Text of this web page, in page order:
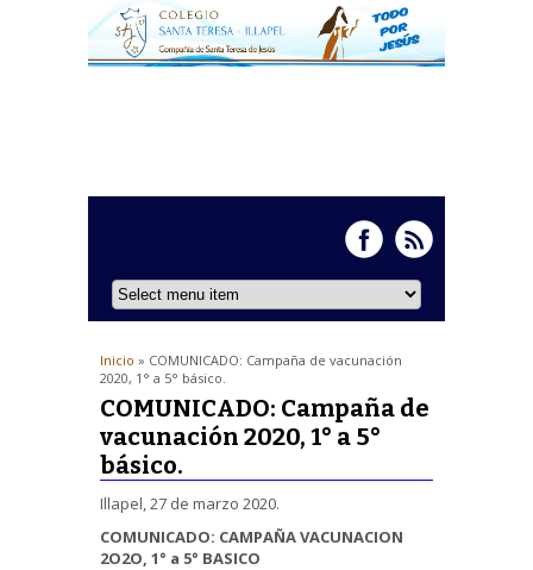
Inicio » COMUNICADO: Campaña de vacunación
2020, 1° a 5° básico.
COMUNICADO: Campaña de
vacunación 2020, 1° a 5°
básico.
Illapel, 27 de marzo 2020.
COMUNICADO: CAMPAÑA VACUNACION
2O2O, 1° a 5° BASICO